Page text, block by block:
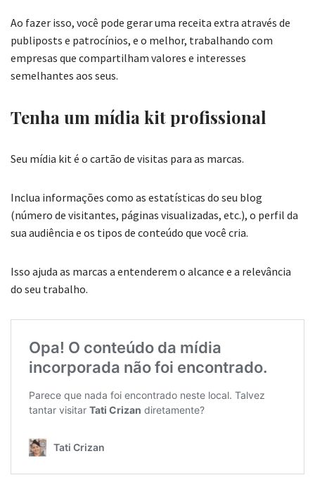
Ao fazer isso, você pode gerar uma receita extra através de
publiposts e patrocínios, e o melhor, trabalhando com
empresas que compartilham valores e interesses
semelhantes aos seus.
Tenha um mídia kit profissional
Seu mídia kit é o cartão de visitas para as marcas.
Inclua informações como as estatísticas do seu blog
(número de visitantes, páginas visualizadas, etc.), o perfil da
sua audiência e os tipos de conteúdo que você cria.
Isso ajuda as marcas a entenderem o alcance e a relevância
do seu trabalho.